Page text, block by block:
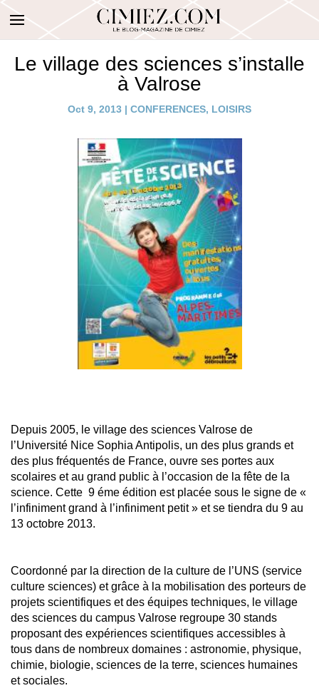
Le village des sciences s’installe
à Valrose
Oct 9, 2013 | CONFERENCES, LOISIRS
Depuis 2005, le village des sciences Valrose de
l’Université Nice Sophia Antipolis, un des plus grands et
des plus fréquentés de France, ouvre ses portes aux
scolaires et au grand public à l’occasion de la fête de la
science. Cette 9 éme édition est placée sous le signe de «
l’infiniment grand à l’infiniment petit » et se tiendra du 9 au
13 octobre 2013.
Coordonné par la direction de la culture de l’UNS (service
culture sciences) et grâce à la mobilisation des porteurs de
projets scientifiques et des équipes techniques, le village
des sciences du campus Valrose regroupe 30 stands
proposant des expériences scientifiques accessibles à
tous dans de nombreux domaines : astronomie, physique,
chimie, biologie, sciences de la terre, sciences humaines
et sociales.